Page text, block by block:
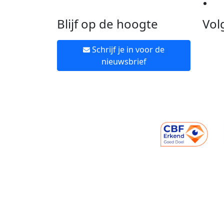
Blijf op de hoogte
Schrijf je in voor de
nieuwsbrief